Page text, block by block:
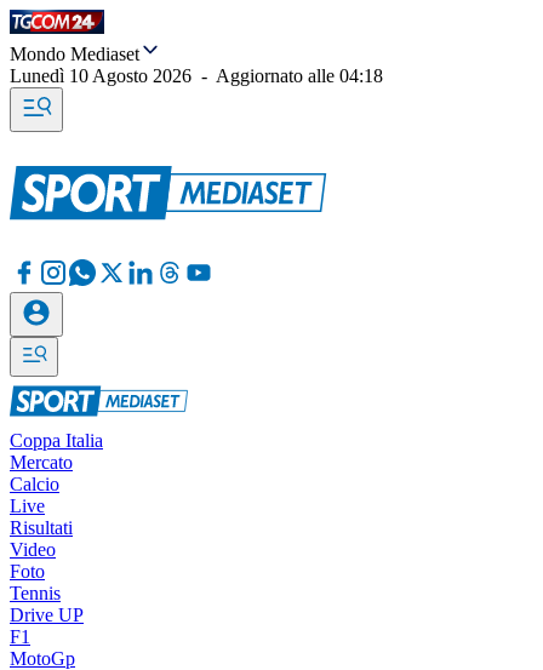
Mondo Mediaset
Lunedì 10 Agosto 2026 - Aggiornato alle 04:18
Coppa Italia
Mercato
Calcio
Live
Risultati
Video
Foto
Tennis
Drive UP
F1
MotoGp